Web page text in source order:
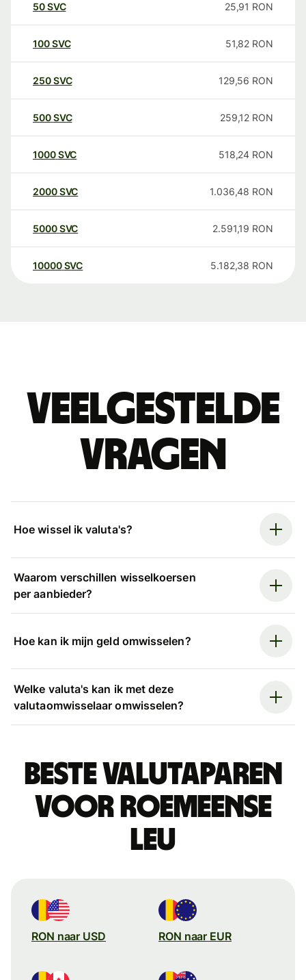
50SVC 25,91 RON
100SVC 51,82 RON
250SVC 129,56 RON
500SVC 259,12 RON
1000SVC 518,24 RON
2000SVC 1.036,48 RON
5000SVC 2.591,19 RON
10000 SVC 5.182,38 RON
Veelgestelde
vragen
Hoe wissel ik valuta's?
Waarom verschillen wisselkoersen
per aanbieder?
Hoe kan ik mijn geld omwisselen?
Welke valuta's kan ik met deze
valutaomwisselaar omwisselen?
Beste valutaparen
voor Roemeense
leu
RON naar USD RON naar EUR